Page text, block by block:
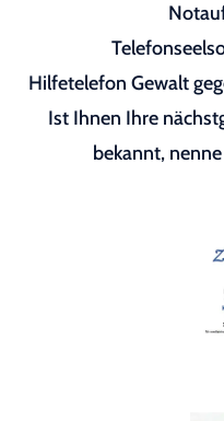
Hilfetelefon Gewalt
Ist Ihnen Ihre
bekannt,